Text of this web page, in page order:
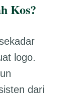
Kos?
logo.
dari